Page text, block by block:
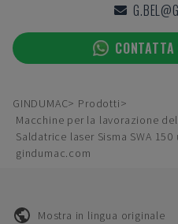
GINDUMAC
Prodotti
Macchine per la lavorazione
Saldatrice laser Sisma SWA
gindumac.com
Mostra in lingua originale